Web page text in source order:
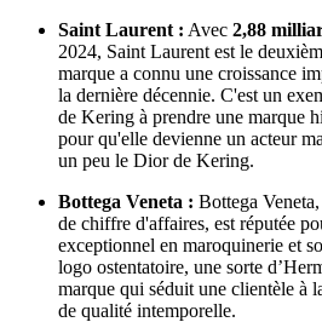
Saint Laurent : Avec 2,88
2024, Saint Laurent est le
marque a connu une croissance
la dernière décennie. C'est un
de Kering à prendre une marque
pour qu'elle devienne un acteur
un peu le Dior de Kering.
Bottega Veneta : Bottega
de chiffre d'affaires, est réputée
exceptionnel en maroquinerie et
logo ostentatoire, une sorte
marque qui séduit une clientèle à
de qualité intemporelle.